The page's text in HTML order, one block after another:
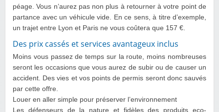
péage. Vous n’aurez pas non plus à retourner à votre point de
partance avec un véhicule vide. En ce sens, à titre d’exemple,
un trajet entre Lyon et Paris ne vous coûtera que 157 €.
Des prix cassés et services avantageux inclus
Moins vous passez de temps sur la route, moins nombreuses
seront les occasions que vous aurez de subir ou de causer un
accident. Des vies et vos points de permis seront donc sauvés
par cette offre.
Louer en aller simple pour préserver l’environnement
Les défenseurs de la nature et fidèles des produits eco-